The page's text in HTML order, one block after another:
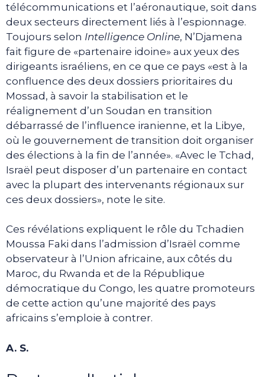
télécommunications et l’aéronautique, soit dans
deux secteurs directement liés à l’espionnage.
Toujours selon Intelligence Online, N’Djamena
fait figure de «partenaire idoine» aux yeux des
dirigeants israéliens, en ce que ce pays «est à la
confluence des deux dossiers prioritaires du
Mossad, à savoir la stabilisation et le
réalignement d’un Soudan en transition
débarrassé de l’influence iranienne, et la Libye,
où le gouvernement de transition doit organiser
des élections à la fin de l’année». «Avec le Tchad,
Israël peut disposer d’un partenaire en contact
avec la plupart des intervenants régionaux sur
ces deux dossiers», note le site.
Ces révélations expliquent le rôle du Tchadien
Moussa Faki dans l’admission d’Israël comme
observateur à l’Union africaine, aux côtés du
Maroc, du Rwanda et de la République
démocratique du Congo, les quatre promoteurs
de cette action qu’une majorité des pays
africains s’emploie à contrer.
A. S.